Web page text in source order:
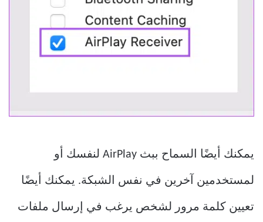
يمكنك أيضًا السماح ببث AirPlay لنفسك أو
لمستخدمين آخرين في نفس الشبكة. يمكنك أيضًا
تعيين كلمة مرور لشخص يرغب في إرسال ملفات